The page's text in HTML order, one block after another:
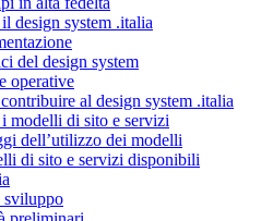
design system .italia
del design system
operative
al design system .italia
modelli di sito e servizi
dell’utilizzo dei modelli
di sito e servizi disponibili
sviluppo